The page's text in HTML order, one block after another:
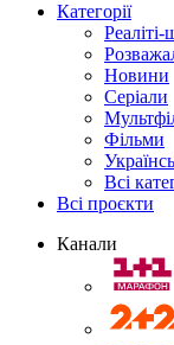
Категорії
Реаліті-
Новини
Серіали
Фільми
Всі
Всі проєкти
Канали